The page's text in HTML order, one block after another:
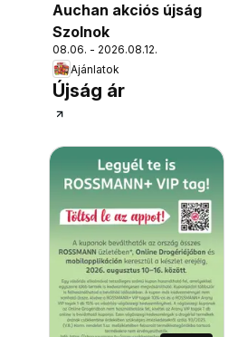
Auchan akciós újság
Szolnok
08.06. - 2026.08.12.
Ajánlatok
Újság ár